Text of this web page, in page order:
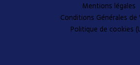
Mentions légales
Conditions Générales de
Politique de cookies